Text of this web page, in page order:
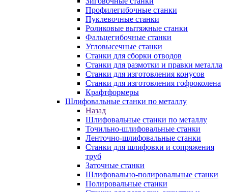
Профилегибочные станки
Пуклевочные станки
Роликовые вытяжные станки
Фальцегибочные станки
Угловысечные станки
Станки для сборки отводов
Станки для размотки и правки металла
Станки для изготовления конусов
Станки для изготовления гофроколена
Крафтформеры
Шлифовальные станки по металлу
Назад
Шлифовальные станки по металлу
Точильно-шлифовальные станки
Ленточно-шлифовальные станки
Станки для шлифовки и сопряжения
труб
Заточные станки
Шлифовально-полировальные станки
Полировальные станки